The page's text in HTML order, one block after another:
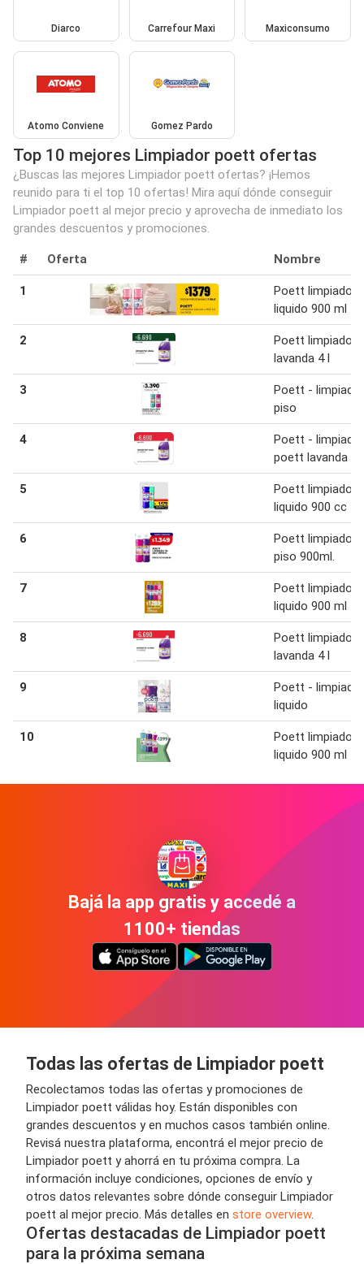
Diarco Carrefour Maxi Maxiconsumo
Atomo Conviene Gomez Pardo
Top 10 mejores Limpiador poett ofertas
¿Buscas las mejores Limpiador poett ofertas? ¡Hemos
reunido para ti el top 10 ofertas! Mira aquí dónde conseguir
Limpiador poett al mejor precio y aprovecha de inmediato los
grandes descuentos y promociones.
# Oferta Nombre
1
Poett limpiador
liquido 900 ml
2
Poett limpiador
lavanda 4 l
3
Poett -
piso
4
Poett - limpiador
poett lavanda
5
Poett limpiador
liquido 900 cc
6
Poett limpiador
piso 900ml.
7
Poett limpiador
liquido 900 ml
8
Poett limpiador
lavanda 4 l
9
Poett - limpiador
liquido
10
Poett limpiador
liquido 900 ml
Bajá la app gratis y accedé a
1100+ tiendas
Todas las ofertas de Limpiador poett
Recolectamos todas las ofertas y promociones de
Limpiador poett válidas hoy. Están disponibles con
grandes descuentos y en muchos casos también online.
Revisá nuestra plataforma, encontrá el mejor precio de
Limpiador poett y ahorrá en tu próxima compra. La
información incluye condiciones, opciones de envío y
otros datos relevantes sobre dónde conseguir Limpiador
poett al mejor precio. Más detalles en store overview.
Ofertas destacadas de Limpiador poett
para la próxima semana